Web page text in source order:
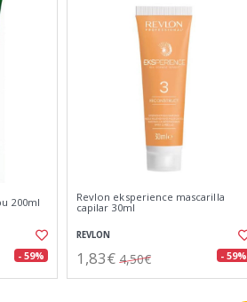
200ml
- 59%
Revlon eksperience mascarilla
capilar 30ml
REVLON
1,83€ 4,50€ - 59%